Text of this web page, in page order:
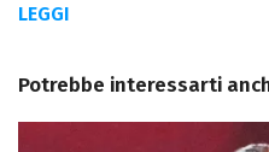
LEGGI
Potrebbe interessarti